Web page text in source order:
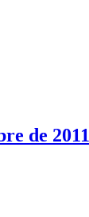
de 2011